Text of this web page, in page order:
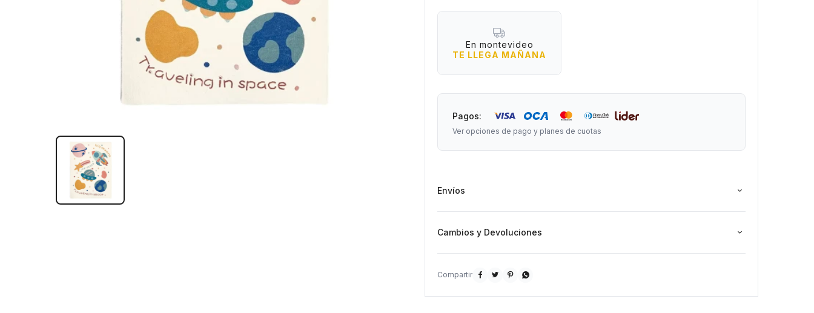
Medidas: 80 cm de largo x 50 cm de ancho.
En montevideo
TE LLEGA MAÑANA
Pagos:
Ver opciones de pago y planes de cuotas
Envíos
Cambios y Devoluciones
   